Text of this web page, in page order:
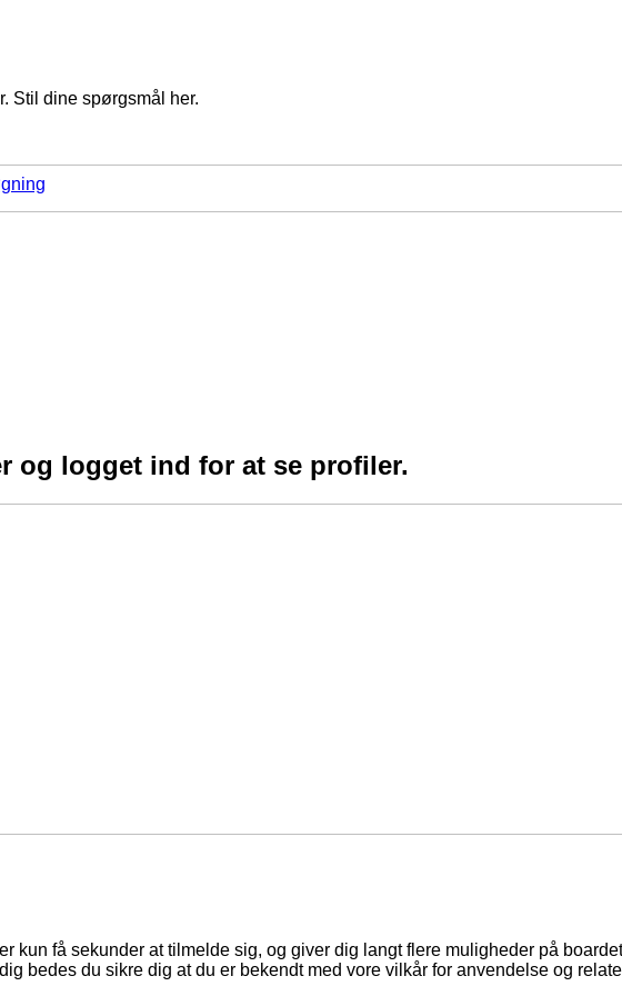
Stil dine spørgsmål her.
og logget ind for at se profiler.
kun få sekunder at tilmelde sig, og giver dig langt flere muligheder på
bedes du sikre dig at du er bekendt med vore vilkår for anvendelse og